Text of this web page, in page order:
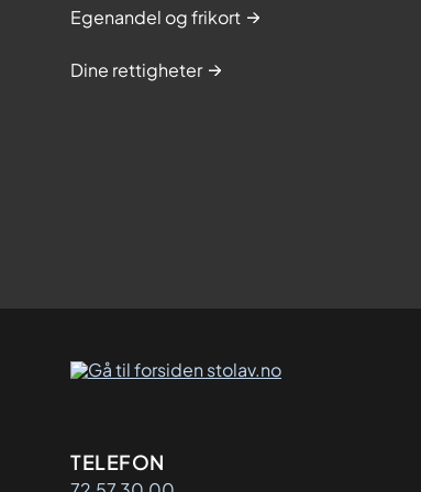
Egenandel og frikort
Dine rettigheter
Kontaktinformasjon
TELEFON